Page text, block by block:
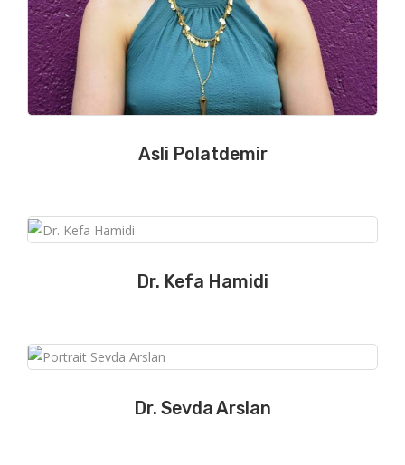
Asli Polatdemir
Dr. Kefa Hamidi
Dr. Sevda Arslan